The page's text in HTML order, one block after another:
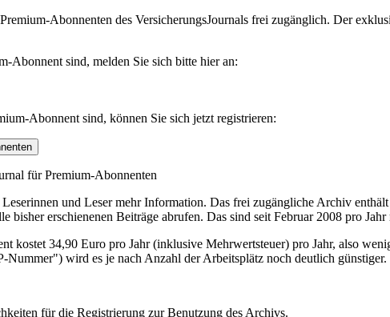
Abonnenten des VersicherungsJournals frei zugänglich. Der
Abonnent sind, melden Sie sich bitte hier an:
Abonnent sind, können Sie sich jetzt registrieren:
für Premium-Abonnenten
und Leser mehr Information. Das frei zugängliche Archiv
bisher erschienenen Beiträge abrufen. Das sind seit Februar 2008 pro
kostet 34,90 Euro pro Jahr (inklusive Mehrwertsteuer) pro Jahr, also
Nummer") wird es je nach Anzahl der Arbeitsplätz noch deutlich günstiger.
für die Registrierung zur Benutzung des Archivs.